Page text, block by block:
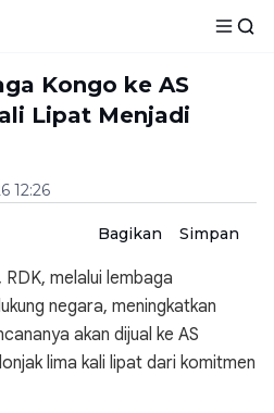
Kongo ke AS
Lipat Menjadi
12:26
Bagikan Simpan
melalui lembaga
negara, meningkatkan
akan dijual ke AS
lima kali lipat dari komitmen